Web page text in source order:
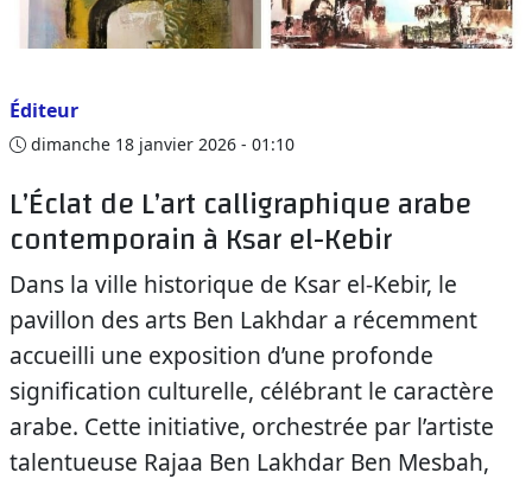
Éditeur
dimanche 18 janvier 2026 - 01:10
L’Éclat de L’art calligraphique arabe
contemporain à Ksar el-Kebir
Dans la ville historique de Ksar el-Kebir, le
pavillon des arts Ben Lakhdar a récemment
accueilli une exposition d’une profonde
signification culturelle, célébrant le caractère
arabe. Cette initiative, orchestrée par l’artiste
talentueuse Rajaa Ben Lakhdar Ben Mesbah,